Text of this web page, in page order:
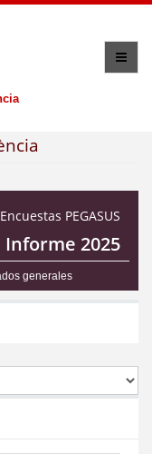
Encuestas PEGASUS
Informe 2025
generales